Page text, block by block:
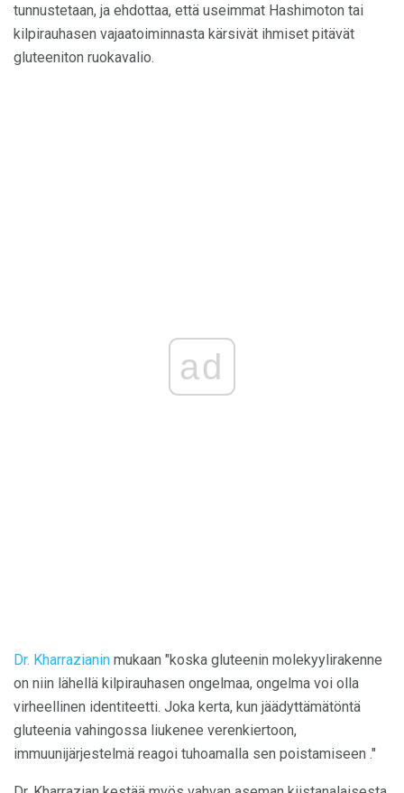
tunnustetaan, ja ehdottaa, että useimmat Hashimoton tai
kilpirauhasen vajaatoiminnasta kärsivät ihmiset pitävät
gluteeniton ruokavalio.
ad
Dr. Kharrazianin mukaan "koska gluteenin molekyylirakenne
on niin lähellä kilpirauhasen ongelmaa, ongelma voi olla
virheellinen identiteetti. Joka kerta, kun jäädyttämätöntä
gluteenia vahingossa liukenee verenkiertoon,
immuunijärjestelmä reagoi tuhoamalla sen poistamiseen ."